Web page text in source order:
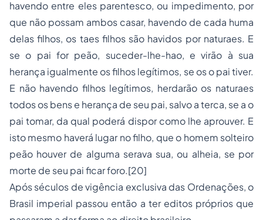
havendo entre eles parentesco, ou impedimento, por
que não possam ambos casar, havendo de cada huma
delas filhos, os taes filhos são havidos por naturaes. E
se o pai for peão, suceder-lhe-hao, e virão à sua
herança igualmente os filhos legítimos, se os o pai tiver.
E não havendo filhos legítimos, herdarão os naturaes
todos os bens e herança de seu pai, salvo a terca, se a o
pai tomar, da qual poderá dispor como lhe aprouver. E
isto mesmo haverá lugar no filho, que o homem solteiro
peão houver de alguma serava sua, ou alheia, se por
morte de seu pai ficar foro.[20]
Após séculos de vigência exclusiva das Ordenações, o
Brasil imperial passou então a ter editos próprios que